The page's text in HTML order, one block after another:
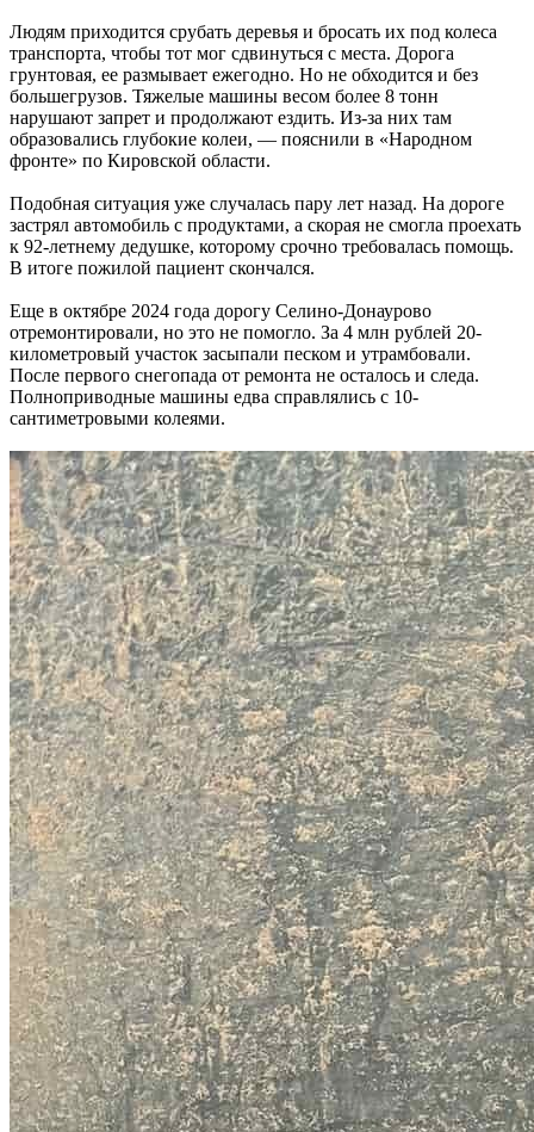
Людям приходится срубать деревья и бросать их под колеса
транспорта, чтобы тот мог сдвинуться с места. Дорога
грунтовая, ее размывает ежегодно. Но не обходится и без
большегрузов. Тяжелые машины весом более 8 тонн
нарушают запрет и продолжают ездить. Из-за них там
образовались глубокие колеи, — пояснили в «Народном
фронте» по Кировской области.
Подобная ситуация уже случалась пару лет назад. На дороге
застрял автомобиль с продуктами, а скорая не смогла проехать
к 92-летнему дедушке, которому срочно требовалась помощь.
В итоге пожилой пациент скончался.
Еще в октябре 2024 года дорогу Селино-Донаурово
отремонтировали, но это не помогло. За 4 млн рублей 20-
километровый участок засыпали песком и утрамбовали.
После первого снегопада от ремонта не осталось и следа.
Полноприводные машины едва справлялись с 10-
сантиметровыми колеями.